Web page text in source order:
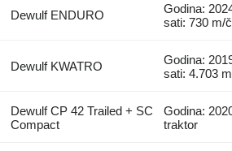
Dewulf ENDURO
Godina:
sati: 730 m/č
Dewulf KWATRO
Godina:
sati: 4.703
Dewulf CP 42 Trailed + SC
Compact
Godina:
traktor